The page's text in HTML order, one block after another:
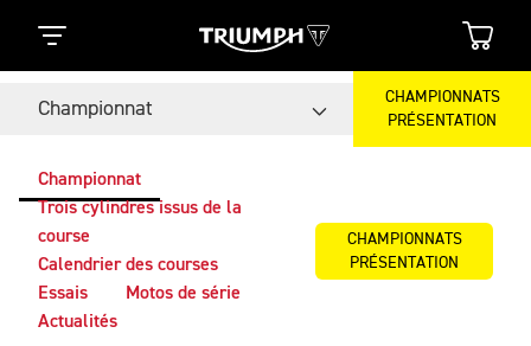
Championnat
CHAMPIONNATS
PRÉSENTATION
Championnat
Trois cylindres issus de la
course
Calendrier des courses
Essais
Motos de série
Actualités
CHAMPIONNATS
PRÉSENTATION